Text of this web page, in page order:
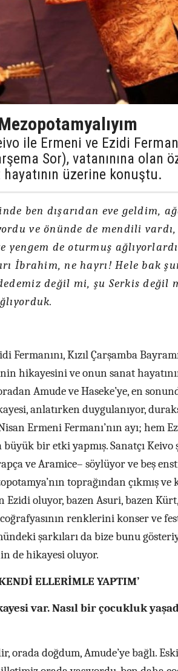
ile Ermeni ve Ezidi
Sor), vatanınına olan
üzerine konuştu.
ben dışarıdan eve geldim,
ve önünde de mendili
yengem de oturmuş
İbrahim, ne hayrı! Hele bak
değil mi, şu Serkis değil
Kızıl Çarşamba
hikayesini ve onun sanat
Amude ve Haseke’ye, en
anlatırken duygulanıyor,
Ermeni Fermanı’nın ayı; hem
bir etki yapmış. Sanatçı Keivo
ve Aramice– söylüyor ve beş
toprağından çıkmış
Ezidi oluyor, bazen Asuri, bazen
renklerini konser ve
şarkıları da bize bunu
de hikayesi oluyor.
ELLERİMLE YAPTIM’
var. Nasıl bir çocukluk
orada doğdum, Amude’ye bağlı.